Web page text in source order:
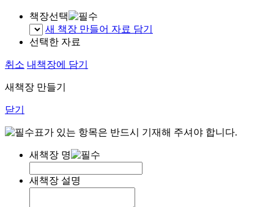
책장선택
새 책장 만들어 자료 담기
선택한 자료
취소 내책장에 담기
새책장 만들기
닫기
표가 있는 항목은 반드시 기재해 주셔야 합니다.
새책장 명
새책장 설명